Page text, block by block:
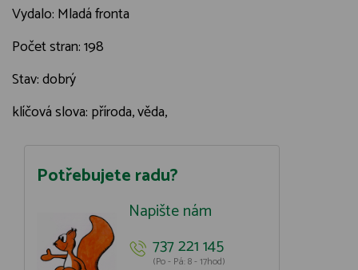
Vydalo: Mladá fronta
Počet stran: 198
Stav: dobrý
klíčová slova: příroda, věda,
Potřebujete radu?
Napište nám
737 221 145
(Po - Pá: 8 - 17hod)